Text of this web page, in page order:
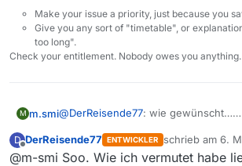
at
at
        at mediathek.Main.
        at mediathek.Main.
at java.desktop/
at java.desktop/
at java.desktop/
Make your issue a priority, just because you
Give you any sort of "timetable", or
too long".
Check your entitlement. Nobody owes you anything.
M m.smi@DerReisende77: wie gewünscht…
Microsoft Windows [Version
(c) Microsoft Corporation.
D DerReisende77 ENTWICKLER schrieb am 6.
zuletzt editiert
@m-smi Soo. Wie ich vermutet habe